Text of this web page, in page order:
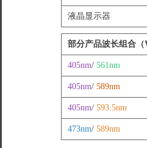
液晶显示器
部分产品波长组合（
405nm/ 561nm
405nm/ 589nm
405nm/ 593.5nm
473nm/ 589nm